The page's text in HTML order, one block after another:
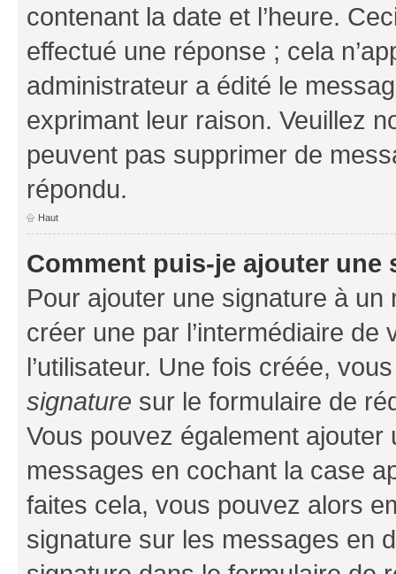
contenant la date et l’heure.
effectué une réponse ; cela
administrateur a édité le
exprimant leur raison. Veuillez
peuvent pas supprimer de
répondu.
Haut
Comment puis-je ajouter une
Pour ajouter une signature à un
créer une par l’intermédiaire
l’utilisateur. Une fois créée,
signature sur le formulaire de
Vous pouvez également
messages en cochant la case
faites cela, vous pouvez alors
signature sur les messages en